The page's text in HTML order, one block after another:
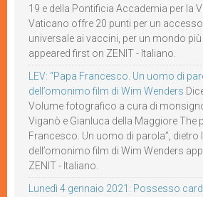
19 e della Pontificia Accademia per la
Vaticano offre 20 punti per un
universale ai vaccini, per un mondo
appeared first on ZENIT - Italiano.
LEV: “Papa Francesco. Un uomo di
dell’omonimo film di Wim Wenders
Volume fotografico a cura di
Viganò e Gianluca della Maggiore The
Francesco. Un uomo di parola”, dietro
dell’omonimo film di Wim Wenders
ZENIT - Italiano.
Lunedì 4 gennaio 2021: Possesso